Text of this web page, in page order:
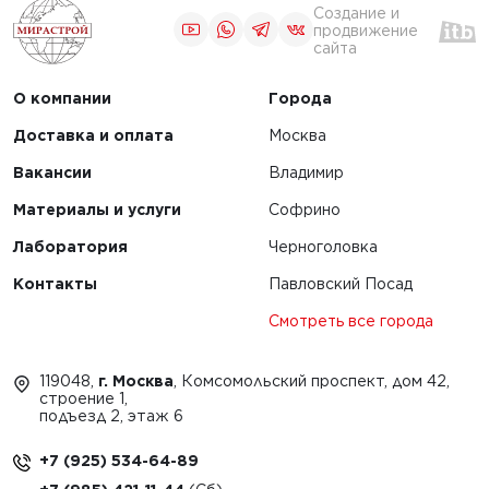
Создание и
продвижение
сайта
О компании
Доставка и оплата
Вакансии
Материалы и услуги
Лаборатория
Контакты
Города
Москва
Владимир
Софрино
Черноголовка
Павловский Посад
Смотреть все города
119048, г. Москва , Комсомольский проспект, дом 42,
строение 1,
подъезд 2, этаж 6
+7 (925) 534-64-89